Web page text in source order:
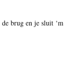
brug en je sluit ‘m